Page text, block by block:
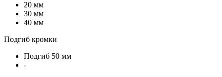
20 мм
30 мм
40 мм
Подгиб кромки
Подгиб 50 мм
-